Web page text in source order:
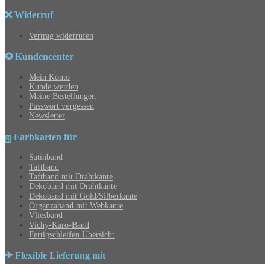
❌ Widerruf
Vertrag widerrufen
✪ Kundencenter
Mein Konto
Kunde werden
Meine Bestellungen
Passwort vergessen
Newsletter
ஐ Farbkarten für
Satinband
Taftband
Taftband mit Drahtkante
Dekoband mit Drahtkante
Dekoband mit Gold/Silberkante
Organzaband mit Webkante
Vliesband
Vichy-Karo-Band
Fertigschleifen Übersicht
✈ Flexible Lieferung mit